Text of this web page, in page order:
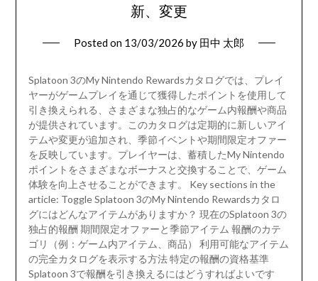
新、変更
Posted on 13/03/2026 by 田中 太郎
Splatoon 3のMy Nintendo Rewardsカタログでは、プレイ
ヤーがゲームプレイを通じて獲得したポイントを使用して
引き換えられる、さまざまな独占的なゲーム内報酬や商品
が提供されています。このカタログは定期的に新しいアイ
テムや変更が追加され、季節イベントや期間限定オファー
を反映しています。プレイヤーは、蓄積したMy Nintendo
ポイントをさまざまなボーナスと交換することで、ゲーム
体験を向上させることができます。 Key sections in the
article: Toggle Splatoon 3のMy Nintendo Rewardsカタロ
グにはどんなアイテムがありますか？ 現在のSplatoon 3の
独占的報酬 期間限定オファーと季節アイテム 報酬のカテ
ゴリ（例：ゲーム内アイテム、商品） 利用可能なアイテム
の完全カタログを表示する方法 特定の報酬の資格基準
Splatoon 3で報酬を引き換えるにはどうすればよいです